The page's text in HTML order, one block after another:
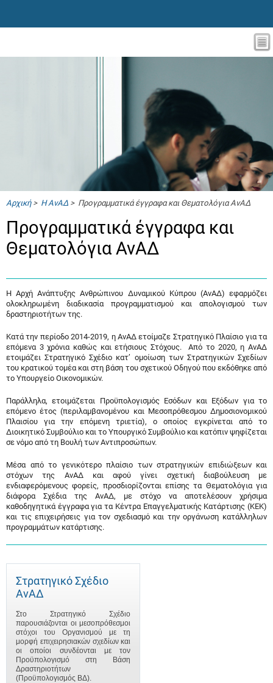
Αρχική> Η ΑνΑΔ > Προγραμματικά έγγραφα και Θεματολόγια ΑνΑΔ
Προγραμματικά έγγραφα και
Θεματολόγια ΑνΑΔ
Η Αρχή Ανάπτυξης Ανθρώπινου Δυναμικού Κύπρου (ΑνΑΔ) εφαρμόζει
ολοκληρωμένη διαδικασία προγραμματισμού και απολογισμού των
δραστηριοτήτων της.
Κατά την περίοδο 2014-2019, η ΑνΑΔ ετοίμαζε Στρατηγικό Πλαίσιο για τα
επόμενα 3 χρόνια καθώς και ετήσιους Στόχους. Από το 2020, η ΑνΑΔ
ετοιμάζει Στρατηγικό Σχέδιο κατ’ ομοίωση των Στρατηγικών Σχεδίων
του κρατικού τομέα και στη βάση του σχετικού Οδηγού που εκδόθηκε από
το Υπουργείο Οικονομικών.
Παράλληλα, ετοιμάζεται Προϋπολογισμός Εσόδων και Εξόδων για το
επόμενο έτος (περιλαμβανομένου και Μεσοπρόθεσμου Δημοσιονομικού
Πλαισίου για την επόμενη τριετία), ο οποίος εγκρίνεται από το
Διοικητικό Συμβούλιο και το Υπουργικό Συμβούλιο και κατόπιν ψηφίζεται
σε νόμο από τη Βουλή των Αντιπροσώπων.
Μέσα από το γενικότερο πλαίσιο των στρατηγικών επιδιώξεων και
στόχων της ΑνΑΔ και αφού γίνει σχετική διαβούλευση με
ενδιαφερόμενους φορείς, προσδιορίζονται επίσης τα Θεματολόγια για
διάφορα Σχέδια της ΑνΑΔ, με στόχο να αποτελέσουν χρήσιμα
καθοδηγητικά έγγραφα για τα Κέντρα Επαγγελματικής Κατάρτισης (ΚΕΚ)
και τις επιχειρήσεις για τον σχεδιασμό και την οργάνωση κατάλληλων
προγραμμάτων κατάρτισης.
Στρατηγικό Σχέδιο
ΑνΑΔ
Στο Στρατηγικό Σχέδιο
παρουσιάζονται οι μεσοπρόθεσμοι
στόχοι του Οργανισμού με τη
μορφή επιχειρησιακών σχεδίων και
οι οποίοι συνδέονται με τον
Προϋπολογισμό στη Βάση
Δραστηριοτήτων
(Προϋπολογισμός ΒΔ).